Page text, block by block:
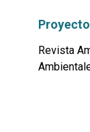
Revista